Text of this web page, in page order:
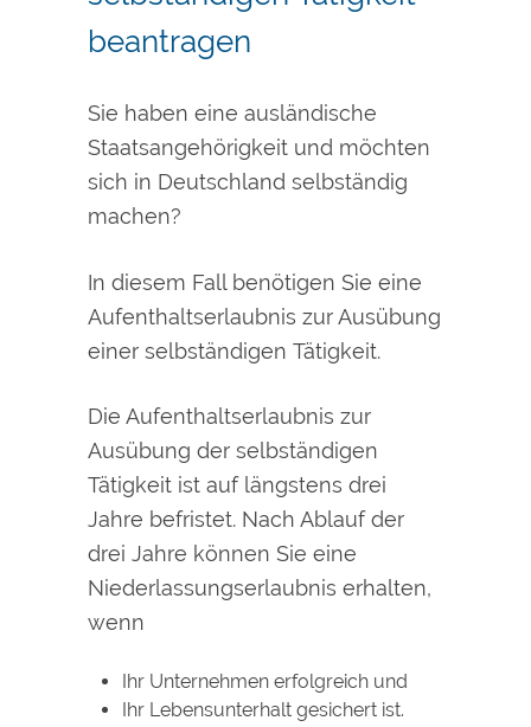
beantragen
Sie haben eine ausländische
Staatsangehörigkeit und möchten
sich in Deutschland selbständig
machen?
In diesem Fall benötigen Sie eine
Aufenthaltserlaubnis zur Ausübung
einer selbständigen Tätigkeit.
Die Aufenthaltserlaubnis zur
Ausübung der selbständigen
Tätigkeit ist auf längstens drei
Jahre befristet. Nach Ablauf der
drei Jahre können Sie eine
Niederlassungserlaubnis erhalten,
wenn
Ihr Unternehmen erfolgreich und
Ihr Lebensunterhalt gesichert ist.